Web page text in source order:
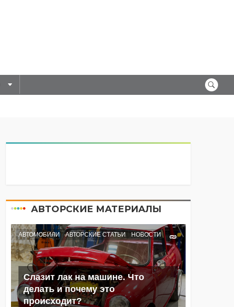
АВТОРСКИЕ МАТЕРИАЛЫ
АВТОМОБИЛИ АВТОРСКИЕ СТАТЬИ НОВОСТИ
Слазит лак на машине. Что
делать и почему это
происходит?